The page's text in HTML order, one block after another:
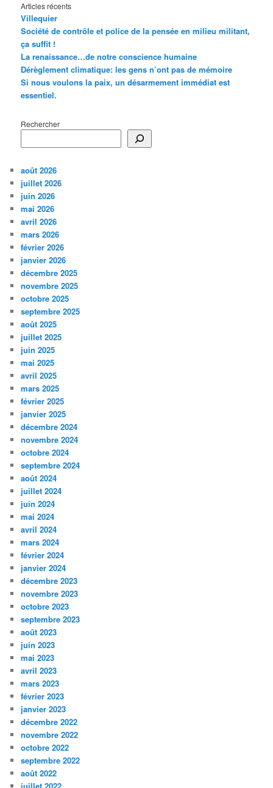
Articles récents
Villequier
Société de contrôle et police de la pensée en milieu militant,
ça suffit !
La renaissance…de notre conscience humaine
Dérèglement climatique: les gens n’ont pas de mémoire
Si nous voulons la paix, un désarmement immédiat est
essentiel.
Rechercher
août 2026
juillet 2026
juin 2026
mai 2026
avril 2026
mars 2026
février 2026
janvier 2026
décembre 2025
novembre 2025
octobre 2025
septembre 2025
août 2025
juillet 2025
juin 2025
mai 2025
avril 2025
mars 2025
février 2025
janvier 2025
décembre 2024
novembre 2024
octobre 2024
septembre 2024
août 2024
juillet 2024
juin 2024
mai 2024
avril 2024
mars 2024
février 2024
janvier 2024
décembre 2023
novembre 2023
octobre 2023
septembre 2023
août 2023
juin 2023
mai 2023
avril 2023
mars 2023
février 2023
janvier 2023
décembre 2022
novembre 2022
octobre 2022
septembre 2022
août 2022